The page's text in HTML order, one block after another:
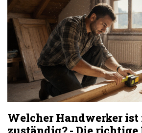
Welcher Handwerker ist